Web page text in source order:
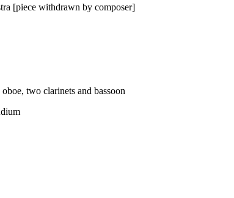
[piece withdrawn by composer]
two clarinets and bassoon